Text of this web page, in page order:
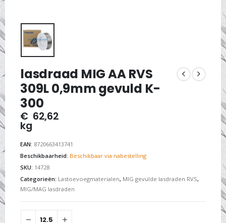
lasdraad MIG AA RVS
309L 0,9mm gevuld K-
300
€ 62,62
kg
EAN: 8720663413741
Beschikbaarheid: Beschikbaar via nabestelling
SKU: 14728
Categorieën: Lastoevoegmaterialen, MIG gevulde lasdraden RVS,
MIG/MAG lasdraden